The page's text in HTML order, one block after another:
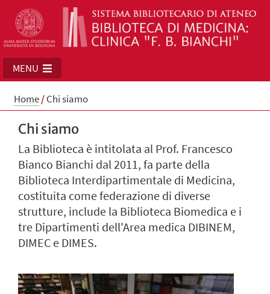
MENU
Home/Chi siamo
Chi siamo
La Biblioteca è intitolata al Prof. Francesco
Bianco Bianchi dal 2011, fa parte della
Biblioteca Interdipartimentale di Medicina,
costituita come federazione di diverse
strutture, include la Biblioteca Biomedica e i
tre Dipartimenti dell'Area medica DIBINEM,
DIMEC e DIMES.